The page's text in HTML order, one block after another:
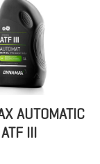
AUTOMATIC
ATF III